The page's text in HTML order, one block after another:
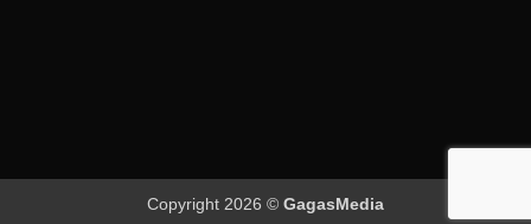
Copyright 2026 © GagasMedia